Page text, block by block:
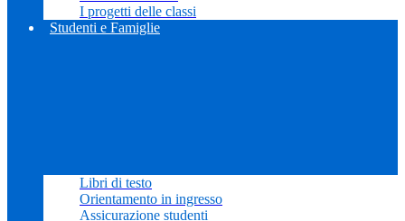
I progetti delle classi
Studenti e Famiglie
Libri di testo
Orientamento in ingresso
Assicurazione studenti